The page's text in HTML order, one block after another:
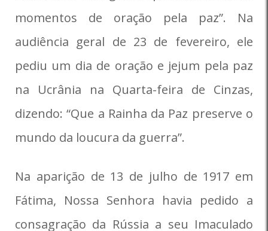
momentos de oração pela paz”. Na
audiência geral de 23 de fevereiro, ele
pediu um dia de oração e jejum pela paz
na Ucrânia na Quarta-feira de Cinzas,
dizendo: “Que a Rainha da Paz preserve o
mundo da loucura da guerra”.
Na aparição de 13 de julho de 1917 em
Fátima, Nossa Senhora havia pedido a
consagração da Rússia a seu Imaculado